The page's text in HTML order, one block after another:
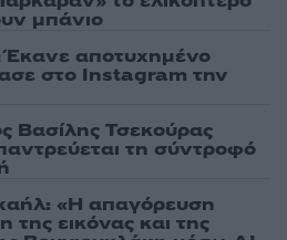
μπάνιο
Έκανε αποτυχημένο
στο Instagram την
Βασίλης Τσεκούρας
τη σύντροφό
«Η απαγόρευση
εικόνας και της